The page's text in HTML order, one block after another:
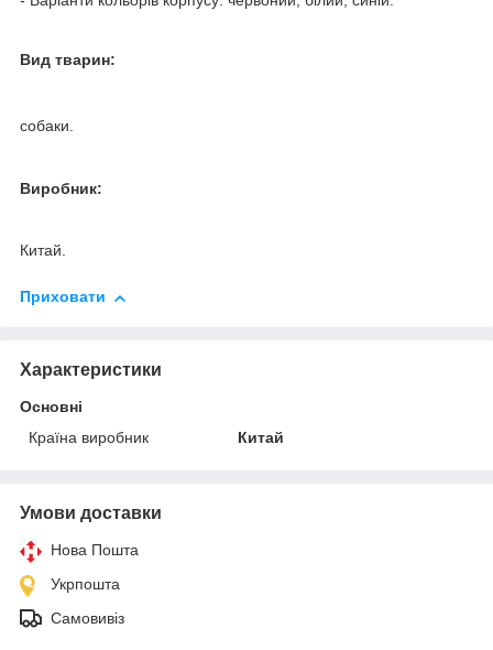
Вид тварин:
собаки.
Виробник:
Китай.
Приховати
Характеристики
Основні
Країна виробник
Китай
Умови доставки
Нова Пошта
Укрпошта
Самовивіз